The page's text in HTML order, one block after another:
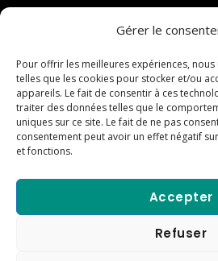
Gérer le
Pour offrir les meilleures expériences,
telles que les cookies pour stocker et/ou
appareils. Le fait de consentir à ces
traiter des données telles que le
uniques sur ce site. Le fait de ne pas
consentement peut avoir un effet négatif
et fonctions.
Accepter
Refuser
67300
Site de
6 rue de
67590
Copyright © 2024 Régie